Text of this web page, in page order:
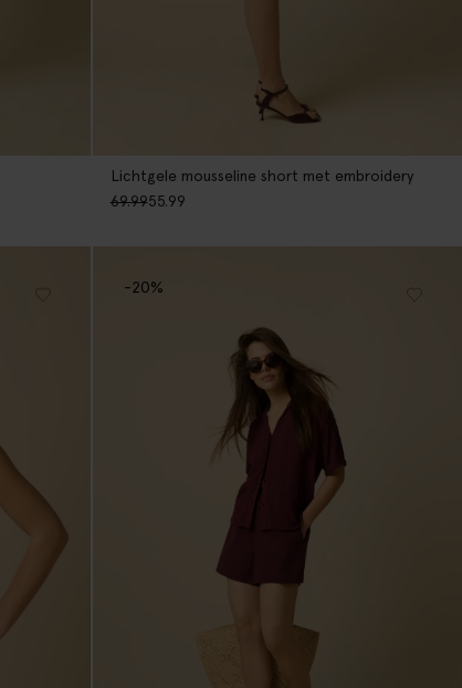
Lichtgele mousseline short met embroidery
69.9955.99
-20%